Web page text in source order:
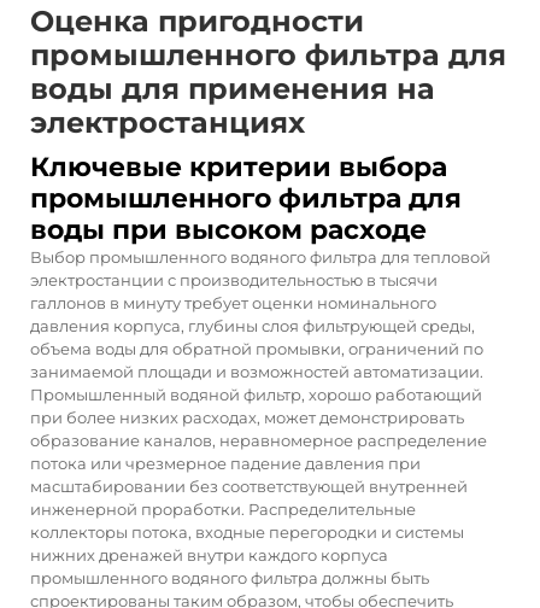
Оценка пригодности
промышленного фильтра для
воды для применения на
электростанциях
Ключевые критерии выбора
промышленного фильтра для
воды при высоком расходе
Выбор промышленного водяного фильтра для тепловой
электростанции с производительностью в тысячи
галлонов в минуту требует оценки номинального
давления корпуса, глубины слоя фильтрующей среды,
объема воды для обратной промывки, ограничений по
занимаемой площади и возможностей автоматизации.
Промышленный водяной фильтр, хорошо работающий
при более низких расходах, может демонстрировать
образование каналов, неравномерное распределение
потока или чрезмерное падение давления при
масштабировании без соответствующей внутренней
инженерной проработки. Распределительные
коллекторы потока, входные перегородки и системы
нижних дренажей внутри каждого корпуса
промышленного водяного фильтра должны быть
спроектированы таким образом, чтобы обеспечить